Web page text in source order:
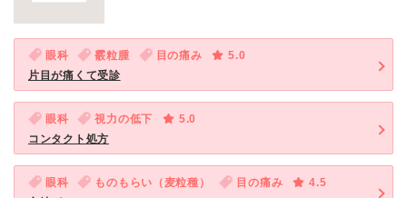
眼科 霰粒腫 目の痛み
5.0
片目が痛くて受診
眼科 視力の低下
5.0
コンタクト処方
眼科 ものもらい（麦粒種） 目の痛み
4.5